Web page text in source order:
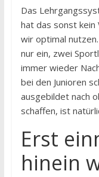
Das
hat das sonst kein
wir optimal
nur ein, zwei
immer wieder
bei den Junioren
ausgebildet nach
schaffen, ist
Erst
hinein